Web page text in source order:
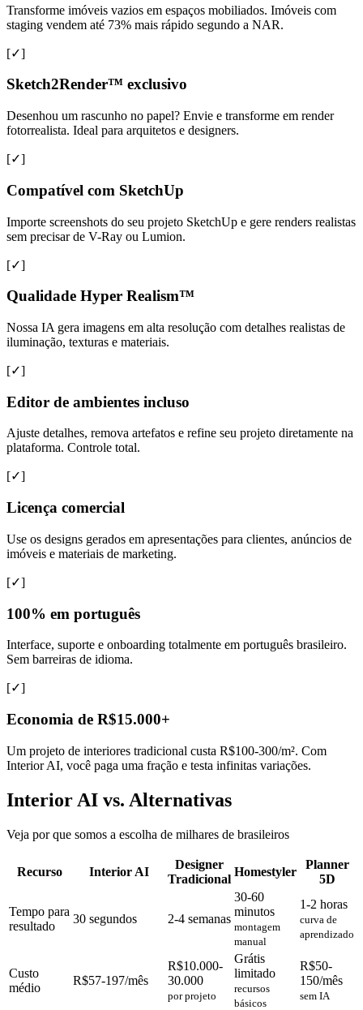
Transforme imóveis vazios em espaços mobiliados. Imóveis com
staging vendem até 73% mais rápido segundo a NAR.
[✓]
Sketch2Render™ exclusivo
Desenhou um rascunho no papel? Envie e transforme em render
fotorrealista. Ideal para arquitetos e designers.
[✓]
Compatível com SketchUp
Importe screenshots do seu projeto SketchUp e gere renders realistas
sem precisar de V-Ray ou Lumion.
[✓]
Qualidade Hyper Realism™
Nossa IA gera imagens em alta resolução com detalhes realistas de
iluminação, texturas e materiais.
[✓]
Editor de ambientes incluso
Ajuste detalhes, remova artefatos e refine seu projeto diretamente na
plataforma. Controle total.
[✓]
Licença comercial
Use os designs gerados em apresentações para clientes, anúncios de
imóveis e materiais de marketing.
[✓]
100% em português
Interface, suporte e onboarding totalmente em português brasileiro.
Sem barreiras de idioma.
[✓]
Economia de R$15.000+
Um projeto de interiores tradicional custa R$100-300/m². Com
Interior AI, você paga uma fração e testa infinitas variações.
Interior AI vs. Alternativas
Veja por que somos a escolha de milhares de brasileiros
Recurso Interior AI
Designer
Tradicional
Homestyler
Planner
5D
Tempo para
resultado
30 segundos 2-4 semanas
30-60
minutos
montagem
manual
1-2 horas
curva de
aprendizado
Custo
médio
R$57-197/mês
R$10.000-
30.000
por projeto
Grátis
limitado
recursos
básicos
R$50-
150/mês
sem IA